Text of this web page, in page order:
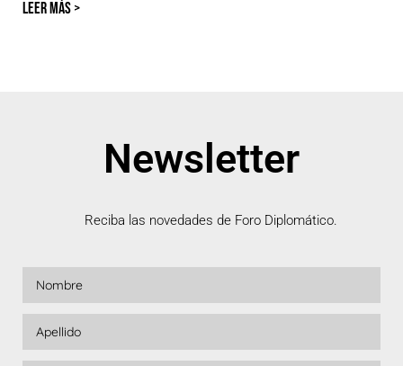
LEER MÁS >
Newsletter
Reciba las novedades de Foro Diplomático.